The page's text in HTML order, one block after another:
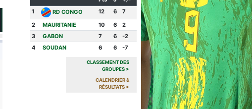
1
RD CONGO 12 6
7
2
MAURITANIE 10 6
2
3
GABON 7 6
-2
4
SOUDAN 6 6 -7
CLASSEMENT DES
GROUPES>
CALENDRIER &
RÉSULTATS>